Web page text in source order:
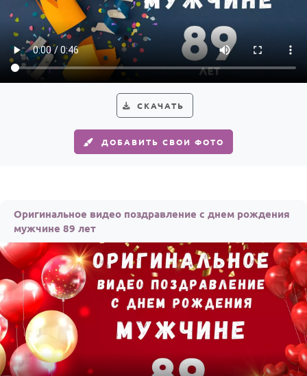
СКАЧАТЬ
ДОБАВИТЬ СВОИ ФОТО
Оригинальное видео поздравление с днем рождения
мужчине 89 лет